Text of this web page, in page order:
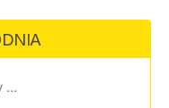
Spider-Man. Całkiem nowy dzień